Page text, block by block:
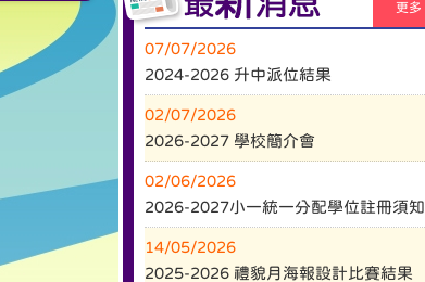
更多
07/07/2026
2024-2026 升中派位結果
02/07/2026
2026-2027 學校簡介會
02/06/2026
2026-2027小一統一分配學位註冊須知
14/05/2026
2025-2026 禮貌月海報設計比賽結果